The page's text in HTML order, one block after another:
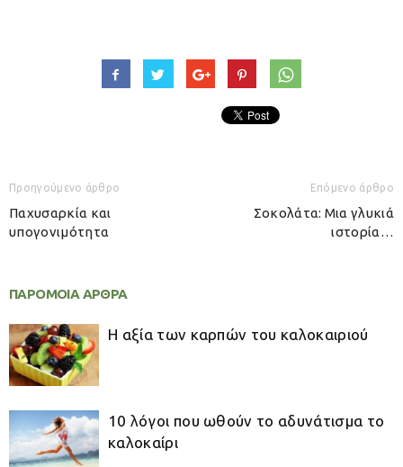
Προηγούμενο άρθρο
Παχυσαρκία και
υπογονιμότητα
Επόμενο άρθρο
Σοκολάτα: Μια γλυκιά
ιστορία…
ΠΑΡΟΜΟΙΑ ΑΡΘΡΑ
Η αξία των καρπών του καλοκαιριού
10 λόγοι που ωθούν το αδυνάτισμα το
καλοκαίρι